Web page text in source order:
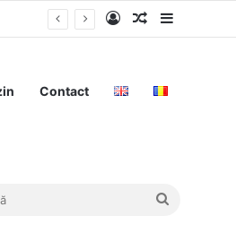
Log InArticolSidebar
Contact